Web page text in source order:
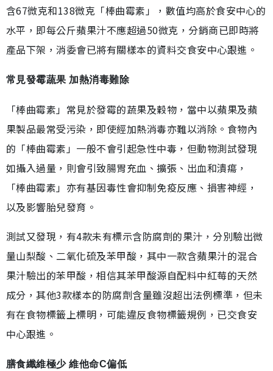
含67微克和138微克「棒曲霉素」，數值均高於食安中心的
水平，即每公斤蘋果汁不應超過50微克，分銷商已即時將
產品下架，消委會已將有關樣本的資料交食安中心跟進。
常見發霉蔬果 加熱消毒難除
「棒曲霉素」常見於發霉的蔬果及穀物，當中以蘋果及蘋
果製品最常受污染，即使經加熱消毒亦難以消除。食物內
的「棒曲霉素」一般不會引起急性中毒，但動物測試發現
如攝入過量，則會引致腸胃充血、擴張、出血和潰瘍，
「棒曲霉素」亦有基因毒性會抑制免疫反應、損害神經，
以及影響胎兒發育。
測試又發現，有4款未有標示含防腐劑的果汁，分別驗出微
量山梨酸、二氧化硫及苯甲酸，其中一款含蘋果汁的混合
果汁驗出的苯甲酸，相信其苯甲酸源自配料中紅莓的天然
成分，其他3款樣本的防腐劑含量雖沒超出法例標準，但未
有在食物標籤上標明，可能違反食物標籤規例，已交食安
中心跟進。
膳食纖維極少 維他命C偏低